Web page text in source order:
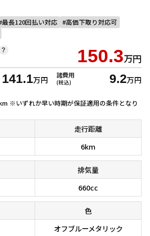
最長120回払い対応
高価下取り対応可
150.3万円
?
141.1万円 諸費用
(税込) 9.2万円
※いずれか早い時期が保証適用の条件となり
走行距離
6km
排気量
660cc
色
オフブルーメタリック